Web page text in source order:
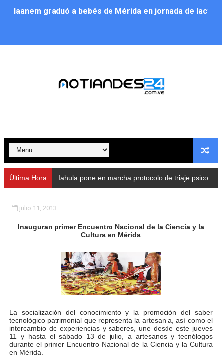
Iaanem graduó a bebés de Mérida en jornada de
Alcalde Nelson Álvarez llevó jornada recreativa a la
Nevado Gas optimiza servicio residencial en la
Balance semestral impulsa inclusión y atención a
Plan Vacacional Comunitario “Ríe 2026” recorre las
Alcaldía del Municipio Libertador realizó una jornada
Fundacite Mérida dicta taller gratuito de electrónica
INN-Mérida celebró el Lacto grado para promover el
Impulsan plan estratégico de seguridad ciudadana
Fomficc consolida alianzas e impulsa la economía
Niños de Estudiantes de Mérida sembraron 110
Última Hora Iahula pone en marcha protocolo de triaje psicosocial para atender a rescatistas
julio 11, 2013
Inauguran primer Encuentro Nacional de la Ciencia y la
Cultura en Mérida
La socialización del conocimiento y la promoción del saber
tecnológico patrimonial que representa la artesanía, así como el
intercambio de experiencias y saberes, une desde este jueves
11 y hasta el sábado 13 de julio, a artesanos y tecnólogos
durante el primer Encuentro Nacional de la Ciencia y la Cultura
en Mérida.